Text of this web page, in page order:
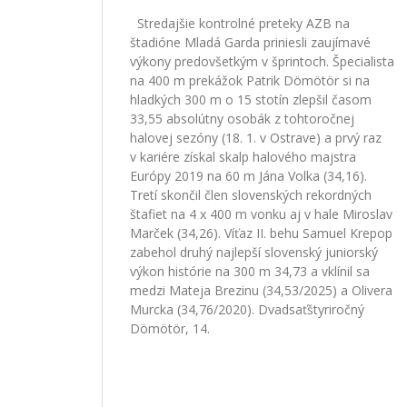
Stredajšie kontrolné preteky AZB na
štadióne Mladá Garda priniesli zaujímavé
výkony predovšetkým v šprintoch. Špecialista
na 400 m prekážok Patrik Dömötör si na
hladkých 300 m o 15 stotín zlepšil časom
33,55 absolútny osobák z tohtoročnej
halovej sezóny (18. 1. v Ostrave) a prvý raz
v kariére získal skalp halového majstra
Európy 2019 na 60 m Jána Volka (34,16).
Tretí skončil člen slovenských rekordných
štafiet na 4 x 400 m vonku aj v hale Miroslav
Marček (34,26). Víťaz II. behu Samuel Krepop
zabehol druhý najlepší slovenský juniorský
výkon histórie na 300 m 34,73 a vklínil sa
medzi Mateja Brezinu (34,53/2025) a Olivera
Murcka (34,76/2020). Dvadsaťštyriročný
Dömötör, 14.